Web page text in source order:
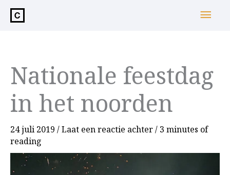
inhoud
Nationale feestdag
in het noorden
24 juli 2019 /Laat een reactie achter/ 3 minutes of
reading